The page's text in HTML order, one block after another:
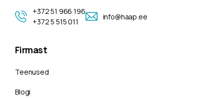
+372 51 966 196
+372 5 515 011
info@haap.ee
Firmast
Teenused
Blogi